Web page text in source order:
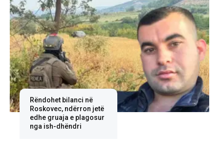
Rëndohet bilanci në
Roskovec, ndërron jetë
edhe gruaja e plagosur
nga ish-dhëndri